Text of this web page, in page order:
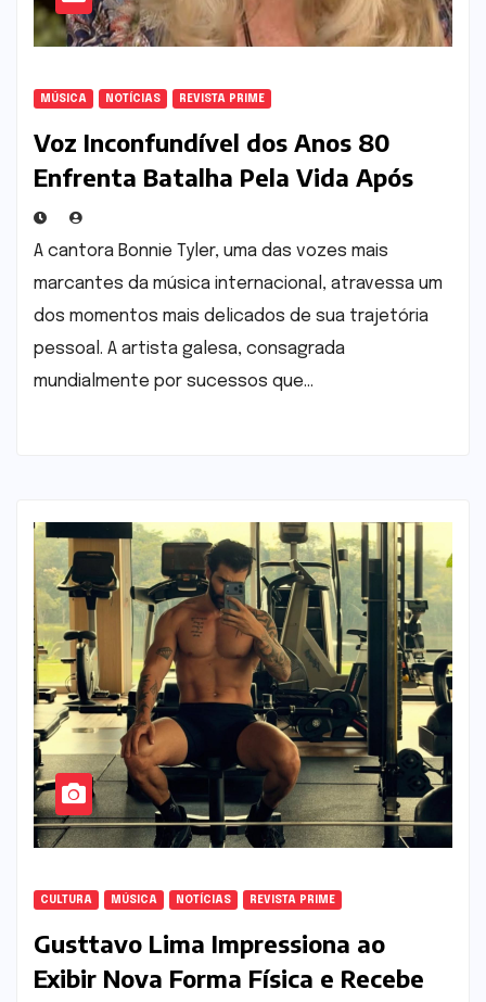
MÚSICA NOTÍCIAS REVISTA PRIME
Voz Inconfundível dos Anos 80
Enfrenta Batalha Pela Vida Após
Grave Complicação de Saúde
A cantora Bonnie Tyler, uma das vozes mais
marcantes da música internacional, atravessa um
dos momentos mais delicados de sua trajetória
pessoal. A artista galesa, consagrada
mundialmente por sucessos que…
CULTURA MÚSICA NOTÍCIAS REVISTA PRIME
Gusttavo Lima Impressiona ao
Exibir Nova Forma Física e Recebe